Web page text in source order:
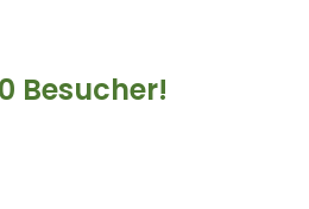
Besucher!